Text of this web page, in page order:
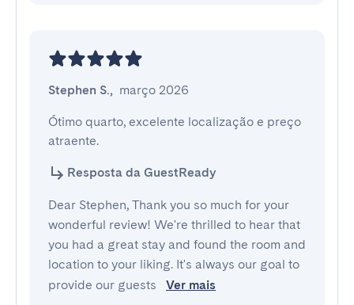
Stephen S., março 2026
Ótimo quarto, excelente localização e preço
atraente.
Resposta da GuestReady
Dear Stephen, Thank you so much for your
wonderful review! We're thrilled to hear that
you had a great stay and found the room and
location to your liking. It's always our goal to
provide our guests
Ver mais